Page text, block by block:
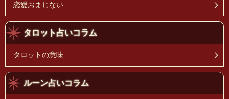
恋愛おまじない
タロット占いコラム
タロットの意味
ルーン占いコラム